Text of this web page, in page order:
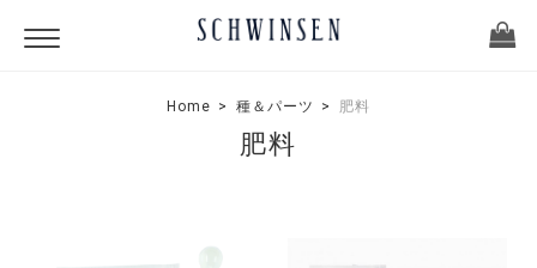
Home 種＆パーツ 肥料
肥料